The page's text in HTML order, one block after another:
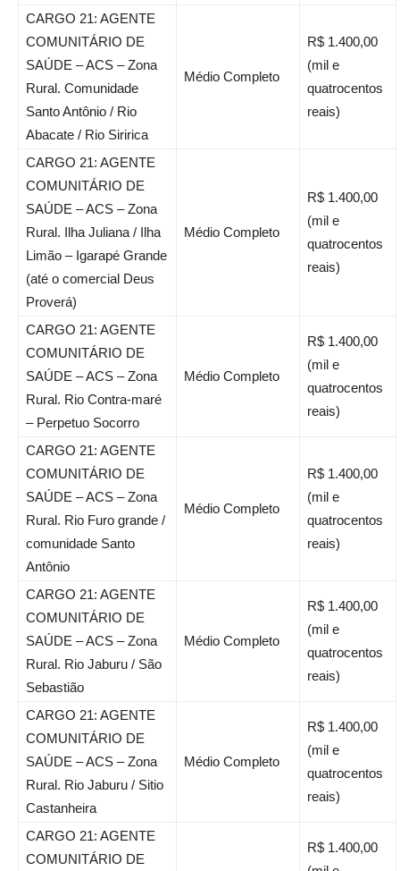
CARGO 21: AGENTE
COMUNITÁRIO DE
SAÚDE – ACS – Zona
Rural. Comunidade
Santo Antônio / Rio
Abacate / Rio Siririca
Médio Completo
R$ 1.400,00
(mil e
quatrocentos
reais)
CARGO 21: AGENTE
COMUNITÁRIO DE
SAÚDE – ACS – Zona
Rural. Ilha Juliana / Ilha
Limão – Igarapé Grande
(até o comercial Deus
Proverá)
Médio Completo
R$ 1.400,00
(mil e
quatrocentos
reais)
CARGO 21: AGENTE
COMUNITÁRIO DE
SAÚDE – ACS – Zona
Rural. Rio Contra-maré
– Perpetuo Socorro
Médio Completo
R$ 1.400,00
(mil e
quatrocentos
reais)
CARGO 21: AGENTE
COMUNITÁRIO DE
SAÚDE – ACS – Zona
Rural. Rio Furo grande /
comunidade Santo
Antônio
Médio Completo
R$ 1.400,00
(mil e
quatrocentos
reais)
CARGO 21: AGENTE
COMUNITÁRIO DE
SAÚDE – ACS – Zona
Rural. Rio Jaburu / São
Sebastião
Médio Completo
R$ 1.400,00
(mil e
quatrocentos
reais)
CARGO 21: AGENTE
COMUNITÁRIO DE
SAÚDE – ACS – Zona
Rural. Rio Jaburu / Sitio
Castanheira
Médio Completo
R$ 1.400,00
(mil e
quatrocentos
reais)
CARGO 21: AGENTE
COMUNITÁRIO DE
R$ 1.400,00